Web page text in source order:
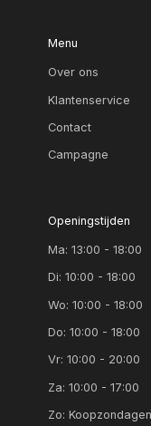
Menu
Over ons
Klantenservice
Contact
Campagne
Openingstijden
Ma: 13:00 - 18:00
Di: 10:00 - 18:00
Wo: 10:00 - 18:00
Do: 10:00 - 18:00
Vr: 10:00 - 20:00
Za: 10:00 - 17:00
Zo: